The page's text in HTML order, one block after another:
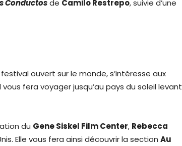
Conductosde Camilo Restrepo, suivie d’une
ouvert sur le monde, s’intéresse aux
fera voyager jusqu’au pays du soleil levant
du Gene Siskel Film Center, Rebecca
Elle vous fera ainsi découvrir la section Au